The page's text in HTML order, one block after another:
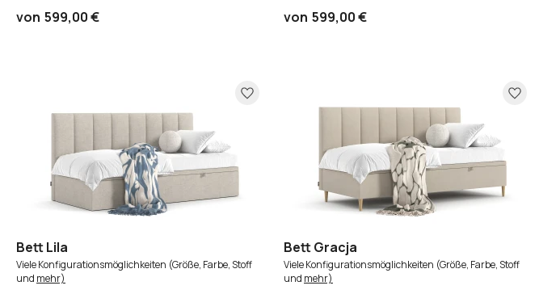
von 599,00 € von 599,00 €
Bett Lila
Viele Konfigurationsmöglichkeiten (Größe, Farbe, Stoff
und mehr)
Bett Gracja
Viele Konfigurationsmöglichkeiten (Größe, Farbe, Stoff
und mehr)